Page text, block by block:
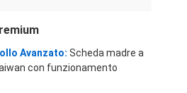
Avanzato: Scheda madre a
con funzionamento